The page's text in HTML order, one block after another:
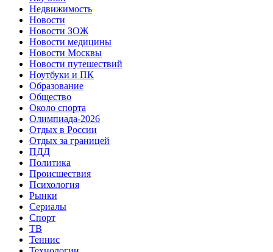
Недвижимость
Новости
Новости ЗОЖ
Новости медицины
Новости Москвы
Новости путешествий
Ноутбуки и ПК
Образование
Общество
Около спорта
Олимпиада-2026
Отдых в России
Отдых за границей
ПДД
Политика
Происшествия
Психология
Рынки
Сериалы
Спорт
ТВ
Теннис